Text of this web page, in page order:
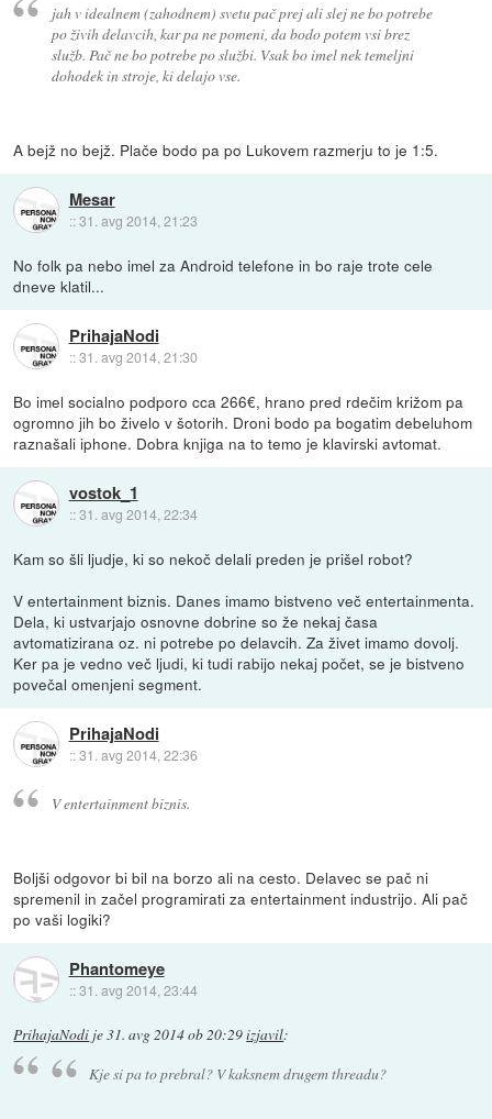
jah v idealnem (zahodnem) svetu pač prej ali slej ne bo potrebe
po živih delavcih, kar pa ne pomeni, da bodo potem vsi brez
služb. Pač ne bo potrebe po službi. Vsak bo imel nek temeljni
dohodek in stroje, ki delajo vse.
A bejž no bejž. Plače bodo pa po Lukovem razmerju to je 1:5.
Mesar
::31. avg 2014, 21:23
No folk pa nebo imel za Android telefone in bo raje trote cele
dneve klatil...
PrihajaNodi
::31. avg 2014, 21:30
Bo imel socialno podporo cca 266€, hrano pred rdečim križom pa
ogromno jih bo živelo v šotorih. Droni bodo pa bogatim debeluhom
raznašali iphone. Dobra knjiga na to temo je klavirski avtomat.
vostok_1
::31. avg 2014, 22:34
Kam so šli ljudje, ki so nekoč delali preden je prišel robot?
V entertainment biznis. Danes imamo bistveno več entertainmenta.
Dela, ki ustvarjajo osnovne dobrine so že nekaj časa
avtomatizirana oz. ni potrebe po delavcih. Za živet imamo dovolj.
Ker pa je vedno več ljudi, ki tudi rabijo nekaj počet, se je bistveno
povečal omenjeni segment.
PrihajaNodi
::31. avg 2014, 22:36
V entertainment biznis.
Boljši odgovor bi bil na borzo ali na cesto. Delavec se pač ni
spremenil in začel programirati za entertainment industrijo. Ali pač
po vaši logiki?
Phantomeye
::31. avg 2014, 23:44
PrihajaNodi je31. avg 2014 ob 20:29izjavil:
Kje si pa to prebral? V kaksnem drugem threadu?